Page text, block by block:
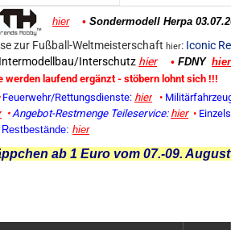
hier • Sondermodell Herpa
zur Fußball-Weltmeisterschaft hier: Iconic
Intermodellbau/Interschutz hier • FDNY hier
werden laufend ergänzt - stöbern lohnt sich !!!
Feuerwehr/Rettungsdienste: hier •
• Angebot-Restmenge Teileservice: hier •
hier
ab 1 Euro vom 07.-09.